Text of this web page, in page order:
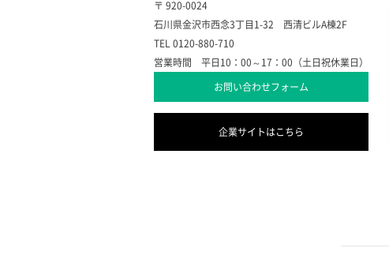
〒 920-0024
石川県金沢市西念3丁目1-32 西清ビルA棟2F
TEL 0120-880-710
営業時間 平日10：00～17：00（土日祝休業日）
お問い合わせフォーム
企業サイトはこちら